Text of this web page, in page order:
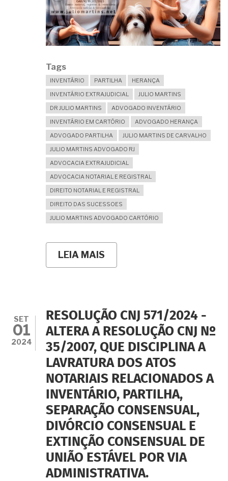
Tags
INVENTÁRIO PARTILHA
HERANÇA
INVENTÁRIO EXTRAJUDICIAL
JULIO MARTINS
DR JULIO MARTINS
ADVOGADO INVENTÁRIO
INVENTÁRIO EM CARTÓRIO
ADVOGADO HERANÇA
ADVOGADO PARTILHA
JULIO MARTINS DE CARVALHO
JULIO MARTINS ADVOGADO RJ
ADVOCACIA EXTRAJUDICIAL
ADVOCACIA NOTARIAL E REGISTRAL
DIREITO NOTARIAL E REGISTRAL
DIREITO DAS SUCESSOES
JULIO MARTINS ADVOGADO CARTÓRIO
LEIA MAIS
IMÓVEL,
EU
NÃO
QUERO
DIVIDI-
LO
COM
A
MINHA
IRMÃ
E
NEM
ABRO
MÃO
DA
MINHA
PARTE.
E
AGORA?
SET
01
2024
RESOLUÇÃO CNJ 571/2024 -
ALTERA A RESOLUÇÃO CNJ Nº
35/2007, QUE DISCIPLINA A
LAVRATURA DOS ATOS
NOTARIAIS RELACIONADOS A
INVENTÁRIO, PARTILHA,
SEPARAÇÃO CONSENSUAL,
DIVÓRCIO CONSENSUAL E
EXTINÇÃO CONSENSUAL DE
UNIÃO ESTÁVEL POR VIA
ADMINISTRATIVA.